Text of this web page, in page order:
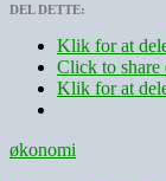
DEL DETTE:
Klik for at
Click to
Klik for at
økonomi